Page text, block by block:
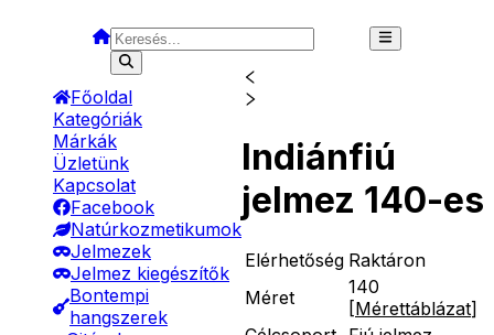
Főoldal
Kategóriák
Márkák
Üzletünk
Kapcsolat
Facebook
Natúrkozmetikumok
Jelmezek
Jelmez kiegészítők
Bontempi
hangszerek
Indiánfiú
jelmez 140-es
Elérhetőség Raktáron
Méret
140
[Mérettáblázat]